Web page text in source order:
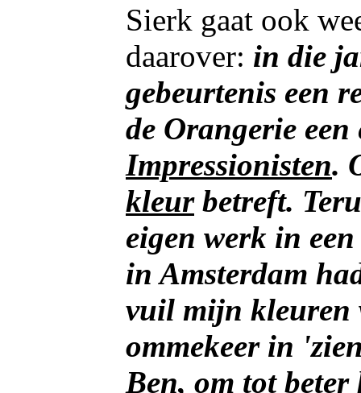
Sierk gaat ook
daarover: in die
gebeurtenis een
de Orangerie een
Impressionisten.
kleurbetreft.
eigen werk in
in Amsterdam
vuil mijn kleuren
ommekeer in
Ben, om tot